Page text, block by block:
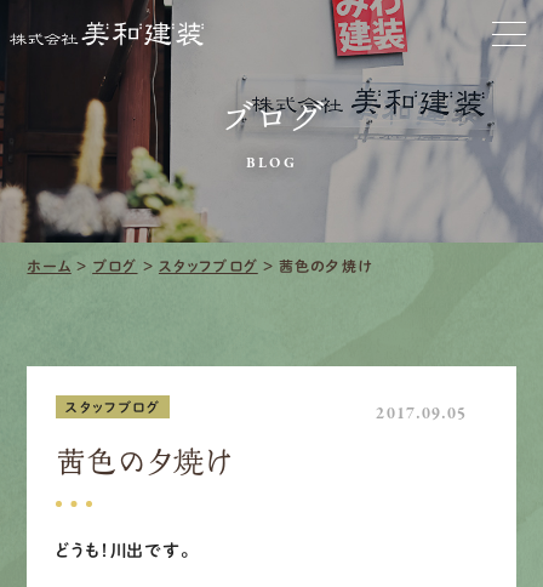
お家をきれいに
会社をきれいに
クリーニング
施工事例
会社案内
採用情報
ブログ
BLOG
ホーム > ブログ > スタッフブログ >茜色の夕焼け
スタッフブログ 2017.09.05
茜色の夕焼け
どうも！川出です。